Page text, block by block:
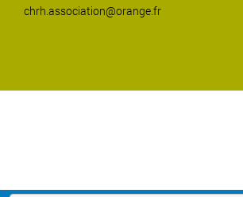
chrh.association@orange.fr